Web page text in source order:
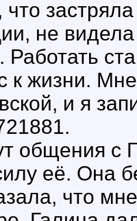
что
не
Работать
к жизни.
и я
общения с
её. Она
что